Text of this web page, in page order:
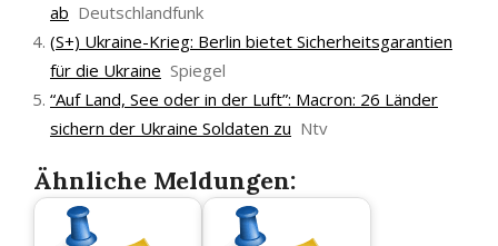
ab Deutschlandfunk
(S+) Ukraine-Krieg: Berlin bietet Sicherheitsgarantien
für die Ukraine Spiegel
“Auf Land, See oder in der Luft”: Macron: 26 Länder
sichern der Ukraine Soldaten zu Ntv
Ähnliche Meldungen: